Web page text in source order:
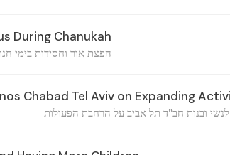
During Chanukah
הפצת אור וחסידות בימי
Chabad Tel Aviv on Expanding
לנשי ובנות חב"ד תל אביב על הרחבת הפעולות